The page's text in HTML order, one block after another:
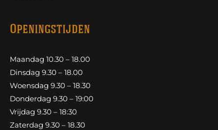
Openingstijden
Maandag 10.30 – 18.00
Dinsdag 9.30 – 18.00
Woensdag 9.30 – 18.30
Donderdag 9.30 – 19:00
Vrijdag 9.30 – 18:30
Zaterdag 9.30 – 18.30